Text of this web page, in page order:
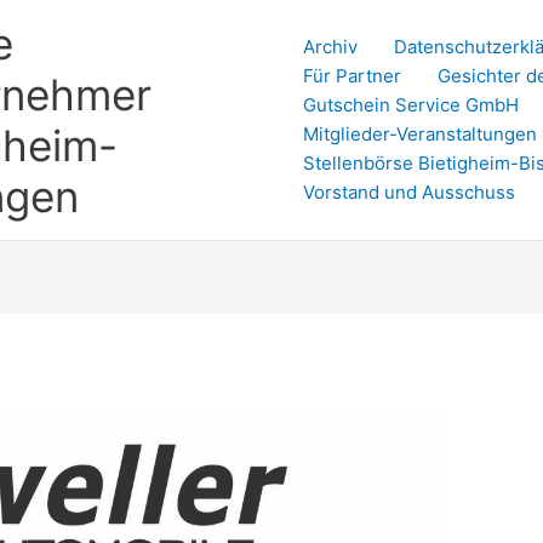
Archiv
Für Partner
Gesichter
Gutschein Service GmbH
Mitglieder-Veranstaltungen
Stellenbörse Bietigheim-
Vorstand und Ausschuss